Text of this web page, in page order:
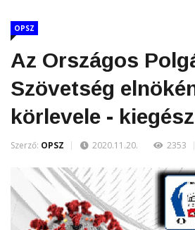
OPSZ
Az Országos
Szövetség
körlevele -
Szerző: OPSZ 2020.11.20. 2353